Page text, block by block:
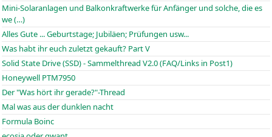
Mini-Solaranlagen und Balkonkraftwerke für Anfänger und solche, die es
we (…)
Alles Gute ... Geburtstage; Jubiläen; Prüfungen usw...
Was habt ihr euch zuletzt gekauft? Part V
Solid State Drive (SSD) - Sammelthread V2.0 (FAQ/Links in Post1)
Honeywell PTM7950
Der "Was hört ihr gerade?"-Thread
Mal was aus der dunklen nacht
Formula Boinc